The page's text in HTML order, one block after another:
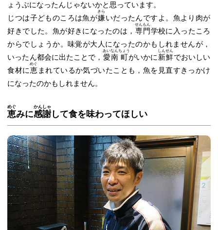
ょうぶになったんじゃないかと思っています。
じつは子どものころは魚が嫌
きら
いだったんですよ。魚より肉が
好きでした。魚が好きになったのは， 専
せん
門
もん
学校に入ったころ
からでしょうか。味覚が大人になったのかもしれませんが，
いったん都会に出たことで， 愛
あい
南
なん
町
ちょう
がいかに 新
しん
鮮
せん
でおいしい
食材に恵
めぐ
まれているか気づいたことも，魚を見直すきっかけ
になったのかもしれません。
恵
めぐ
みに感
かん
謝
しゃ
して食を味わってほしい